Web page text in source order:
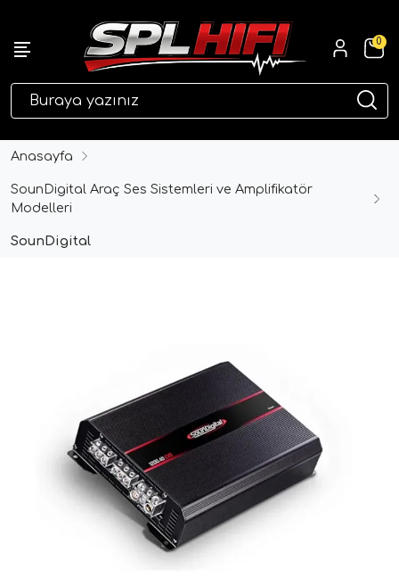
0
Anasayfa
SounDigital Araç Ses Sistemleri ve Amplifikatör
Modelleri
SounDigital